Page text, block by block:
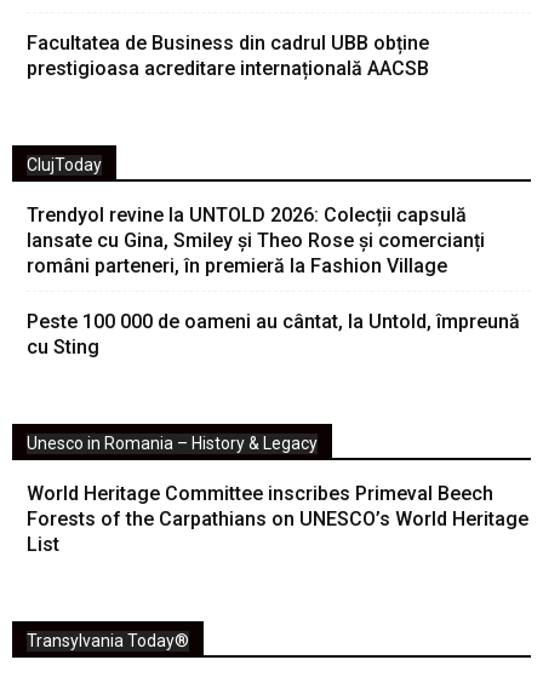
Facultatea de Business din cadrul UBB obține
prestigioasa acreditare internațională AACSB
ClujToday
Trendyol revine la UNTOLD 2026: Colecții capsulă
lansate cu Gina, Smiley și Theo Rose și comercianți
români parteneri, în premieră la Fashion Village
Peste 100 000 de oameni au cântat, la Untold, împreună
cu Sting
Unesco in Romania – History & Legacy
World Heritage Committee inscribes Primeval Beech
Forests of the Carpathians on UNESCO’s World Heritage
List
Transylvania Today®